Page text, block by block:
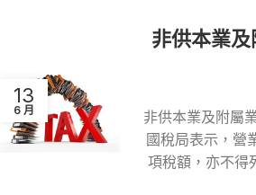
13
6 月
非供本業
非供本業及附屬
國稅局表示，營
項稅額，亦不得